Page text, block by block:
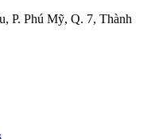
P. Phú Mỹ, Q. 7, Thành